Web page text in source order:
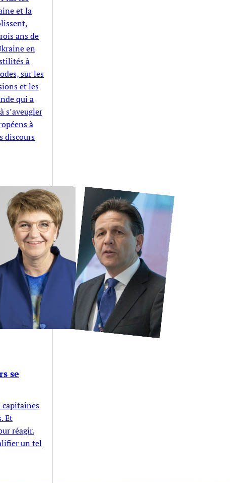
et la
ans de
en
à
sur les
et les
qui a
s’aveugler
à
discours
se
capitaines
Et
réagir.
un tel